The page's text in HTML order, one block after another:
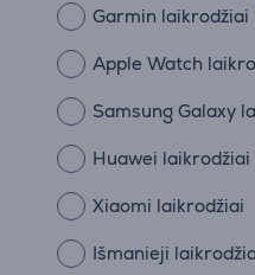
Garmin laikrodžiai
Apple Watch
Samsung Galaxy
Huawei laikrodžiai
Xiaomi laikrodžiai
Išmanieji